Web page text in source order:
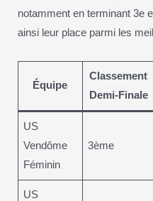
notamment en terminant 3e
ainsi leur place parmi les
Équipe
Classement
Demi-Finale
US
Vendôme
Féminin
3ème
US